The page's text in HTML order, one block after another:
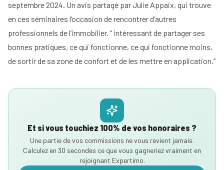
d'un
immobilier
d'un
l'immobilier
Réussir
pige
immobilière
rentrer
15
étapes
Le
mandataire
Le
immobilier
septembre 2024. Un avis partagé par Julie Appaix, qui trouve
en ces séminaires l’occasion de rencontrer d’autres
professionnels de l’immobilier. “ intéressant de partager ses
bonnes pratiques, ce qui fonctionne, ce qui fonctionne moins,
de sortir de sa zone de confort et de les mettre en application.”
Et si vous touchiez 100% de vos honoraires ?
Une partie de vos commissions ne vous revient jamais.
Calculez en 30 secondes ce que vous gagneriez vraiment en
rejoignant Expertimo.